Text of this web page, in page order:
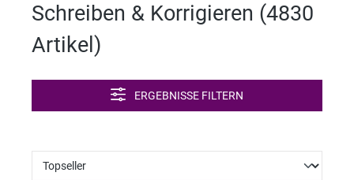
Schreiben & Korrigieren (4830
Artikel )
ERGEBNISSE FILTERN